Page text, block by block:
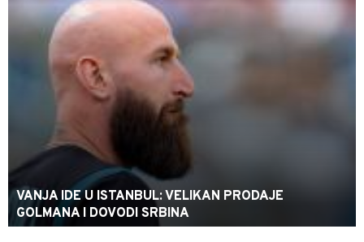
VANJA IDE U ISTANBUL: VELIKAN PRODAJE
GOLMANA I DOVODI SRBINA